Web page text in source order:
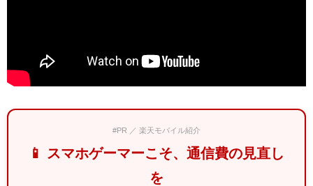
#PR ／ 楽天モバイル紹介
📱 スマホゲーマーこそ、通信費の見直し
を